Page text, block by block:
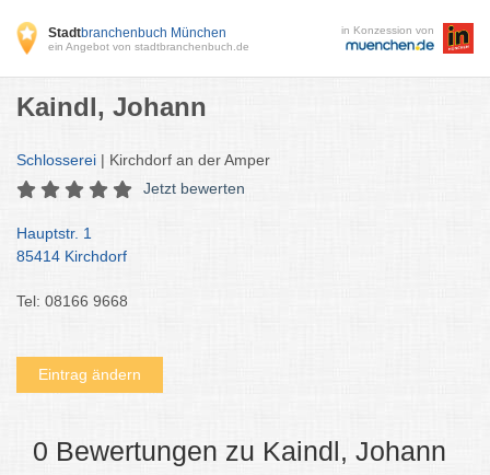
Stadtbranchenbuch München
ein Angebot von stadtbranchenbuch.de
in Konzession von
Kaindl, Johann
Schlosserei | Kirchdorf an der Amper
Jetzt bewerten
Hauptstr. 1
85414 Kirchdorf
Tel: 08166 9668
Eintrag ändern
0 Bewertungen zu Kaindl, Johann